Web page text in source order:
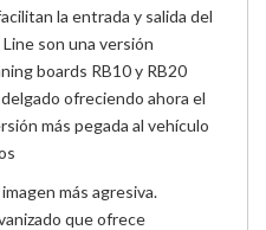
la entrada y salida del
son una versión
boards RB10 y RB20
ofreciendo ahora el
más pegada al vehículo
más agresiva.
que ofrece